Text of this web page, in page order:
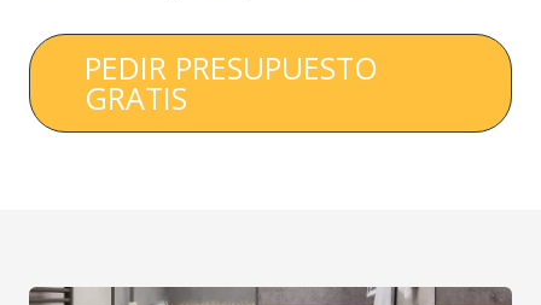
PEDIR PRESUPUESTO
GRATIS